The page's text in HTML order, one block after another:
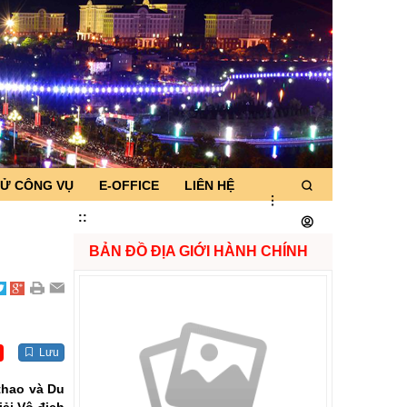
CÔNG VỤ E-OFFICE LIÊN HỆ
::
Lưu
và Du
BẢN ĐỒ ĐỊA GIỚI HÀNH CHÍNH